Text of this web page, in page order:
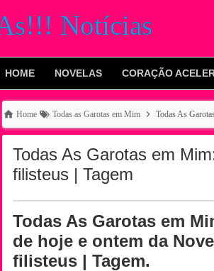
Notícias
HOME NOVELAS CORAÇÃO
Home Todas as Garotas em Mim Todas As
Todas As Garotas em
filisteus | Tagem
Todas As Garotas em
de hoje e ontem da
filisteus | Tagem.